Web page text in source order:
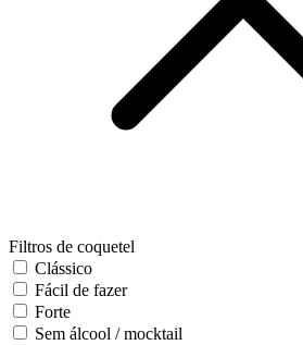
Filtros de coquetel
Clássico
Fácil de fazer
Forte
Sem álcool / mocktail